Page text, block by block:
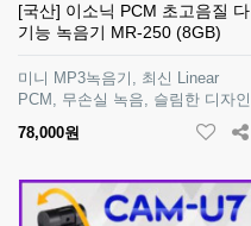
[국산] 이소닉 PCM 초고음질 다
기능 녹음기 MR-250 (8GB)
미니 MP3녹음기, 최신 Linear
PCM, 무손실 녹음, 슬림한 디자인
78,000원